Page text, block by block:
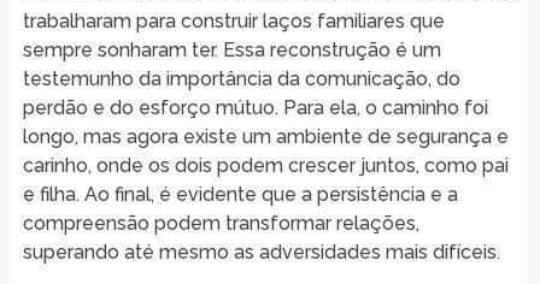
trabalharam para construir laços familiares que
sempre sonharam ter. Essa reconstrução é um
testemunho da importância da comunicação, do
perdão e do esforço mútuo. Para ela, o caminho foi
longo, mas agora existe um ambiente de segurança e
carinho, onde os dois podem crescer juntos, como pai
e filha. Ao final, é evidente que a persistência e a
compreensão podem transformar relações,
superando até mesmo as adversidades mais difíceis.